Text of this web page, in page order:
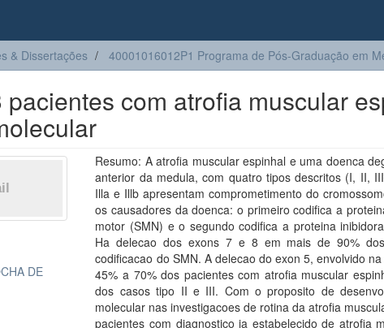
& Dissertações 40001016012P1 Programa de Pós-Graduação em
pacientes com atrofia muscular
DE
Resumo: A atrofia muscular espinhal e uma doenca
anterior da medula, com quatro tipos descritos (I, II,
Illa e Illb apresentam comprometimento do
os causadores da doenca: o primeiro codifica a
motor (SMN) e o segundo codifica a proteina
Ha delecao dos exons 7 e 8 em mais de 90%
codificacao do SMN. A delecao do exon 5, envolvido
45% a 70% dos pacientes com atrofia muscular
dos casos tipo II e III. Com o proposito de
molecular nas investigacoes de rotina da atrofia
pacientes com diagnostico ja estabelecido de atrofia